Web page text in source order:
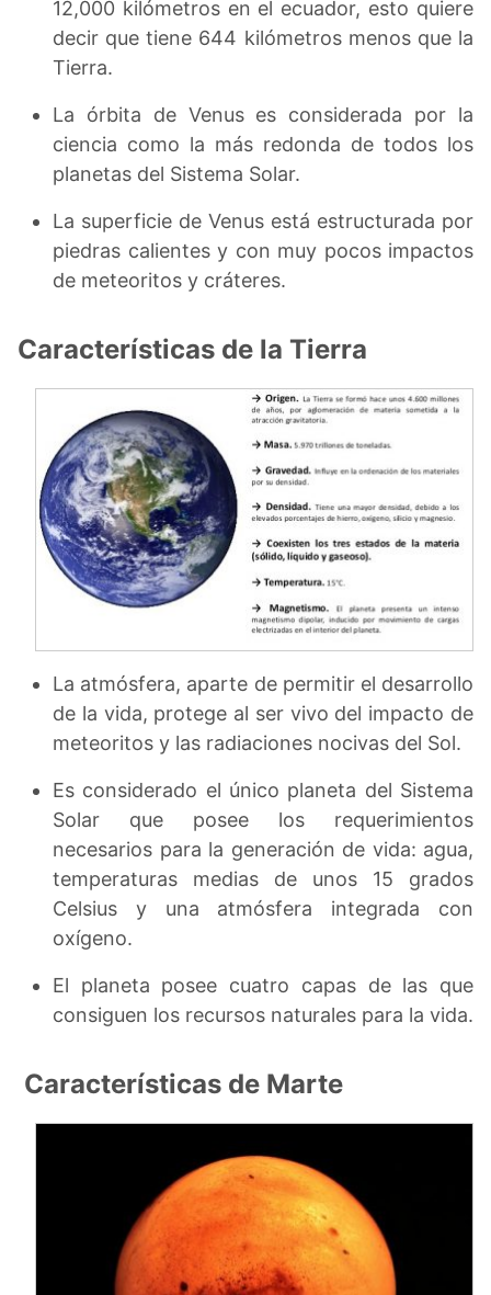
12,000 kilómetros en el ecuador, esto quiere
decir que tiene 644 kilómetros menos que la
Tierra.
La órbita de Venus es considerada por la
ciencia como la más redonda de todos los
planetas del Sistema Solar.
La superficie de Venus está estructurada por
piedras calientes y con muy pocos impactos
de meteoritos y cráteres.
Características de la Tierra
La atmósfera, aparte de permitir el desarrollo
de la vida, protege al ser vivo del impacto de
meteoritos y las radiaciones nocivas del Sol.
Es considerado el único planeta del Sistema
Solar que posee los requerimientos
necesarios para la generación de vida: agua,
temperaturas medias de unos 15 grados
Celsius y una atmósfera integrada con
oxígeno.
El planeta posee cuatro capas de las que
consiguen los recursos naturales para la vida.
Características de Marte